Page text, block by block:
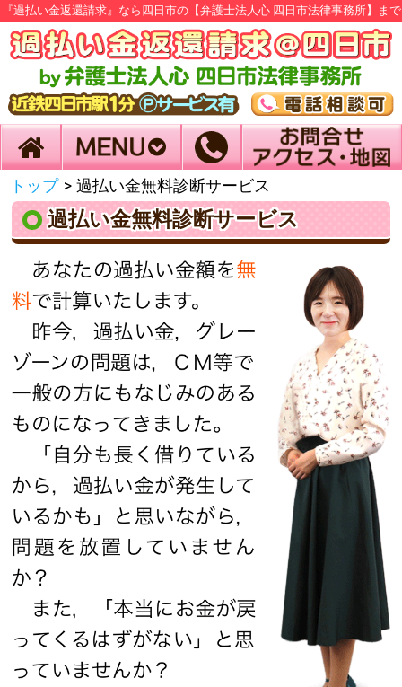
『過払い金返還請求』なら四日市の【弁護士法人心 四日市法律事務所】まで
トップ > 過払い金無料診断サービス
過払い金無料診断サービス